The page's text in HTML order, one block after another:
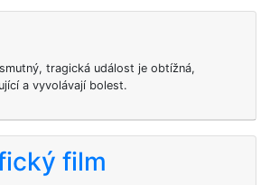
tragická událost je obtížná,
a vyvolávají bolest.
film